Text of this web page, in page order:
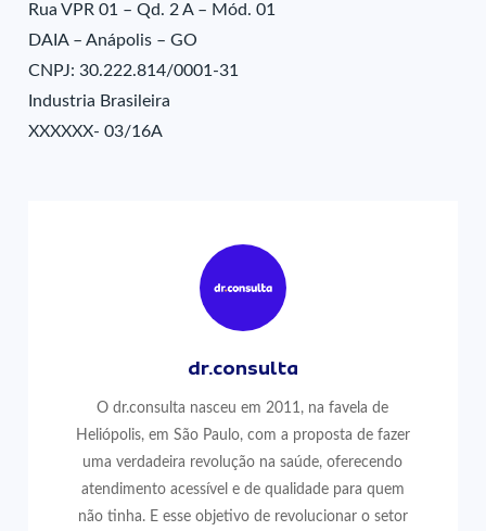
Rua VPR 01 – Qd. 2 A – Mód. 01
DAIA – Anápolis – GO
CNPJ: 30.222.814/0001-31
Industria Brasileira
XXXXXX- 03/16A
dr.consulta
O dr.consulta nasceu em 2011, na favela de
Heliópolis, em São Paulo, com a proposta de fazer
uma verdadeira revolução na saúde, oferecendo
atendimento acessível e de qualidade para quem
não tinha. E esse objetivo de revolucionar o setor